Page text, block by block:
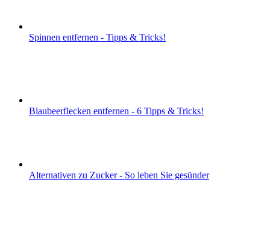
Spinnen entfernen - Tipps & Tricks!
Blaubeerflecken entfernen - 6 Tipps & Tricks!
Alternativen zu Zucker - So leben Sie gesünder